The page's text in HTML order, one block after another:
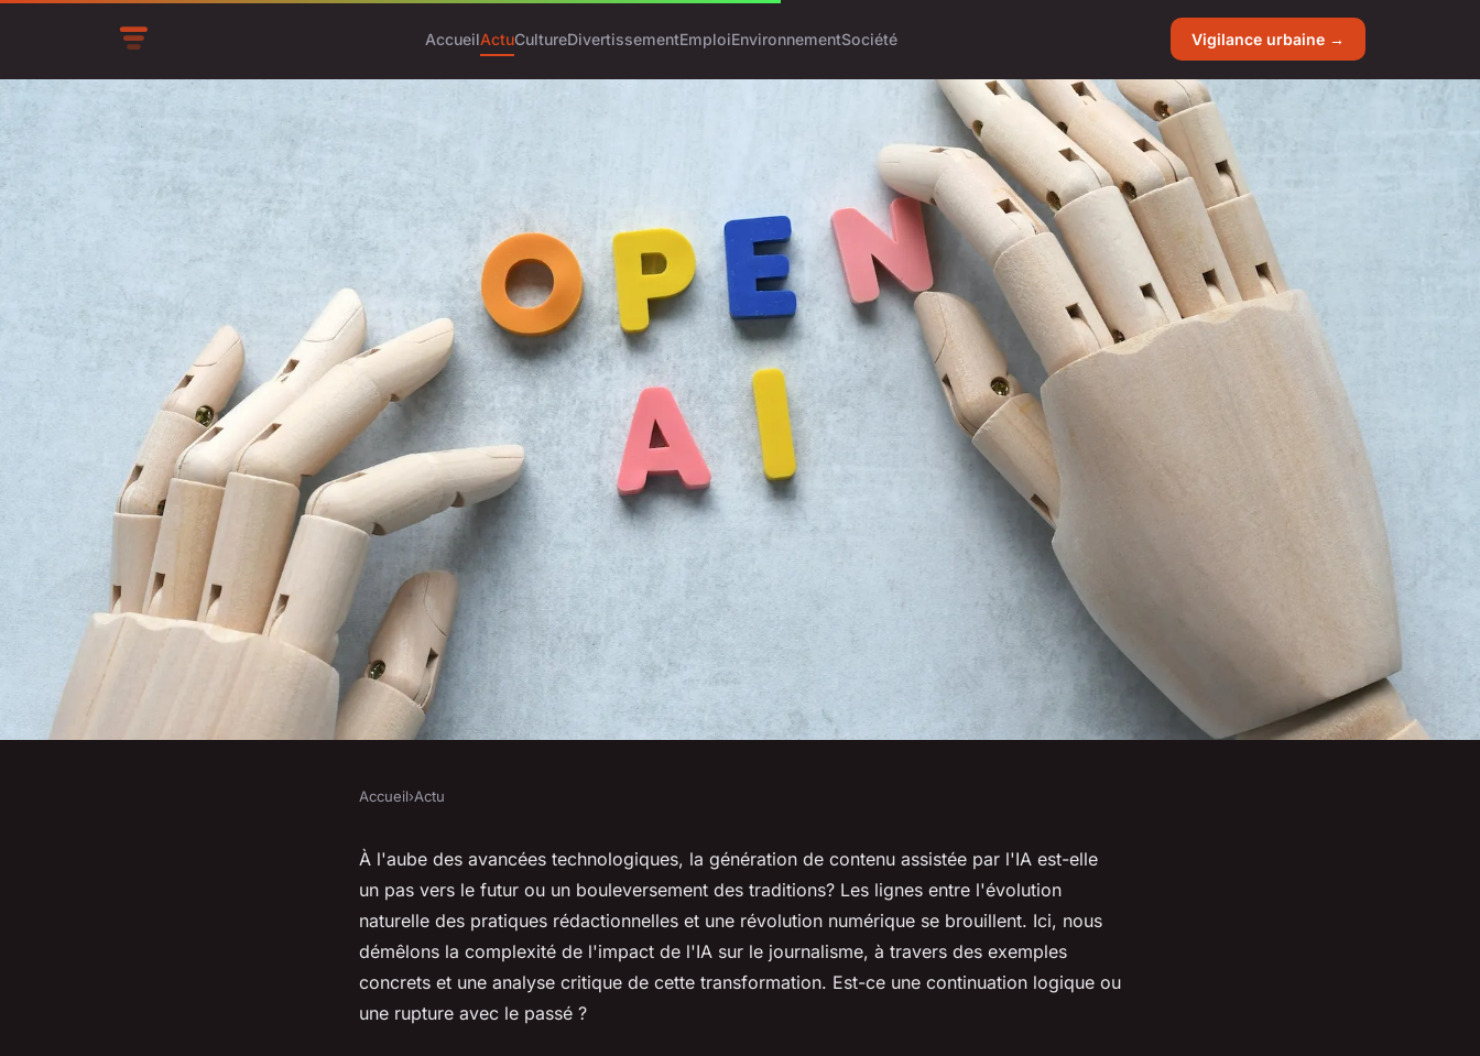
AccueilActuCultureDivertissementEmploiEnvironnementSociété Vigilance urbaine →
Génération de contenu à l'ère de l'ia :
révolution ou évolution?
Accueil›Actu
À l'aube des avancées technologiques, la génération de contenu assistée par l'IA est-elle
un pas vers le futur ou un bouleversement des traditions? Les lignes entre l'évolution
naturelle des pratiques rédactionnelles et une révolution numérique se brouillent. Ici, nous
démêlons la complexité de l'impact de l'IA sur le journalisme, à travers des exemples
concrets et une analyse critique de cette transformation. Est-ce une continuation logique ou
une rupture avec le passé ?